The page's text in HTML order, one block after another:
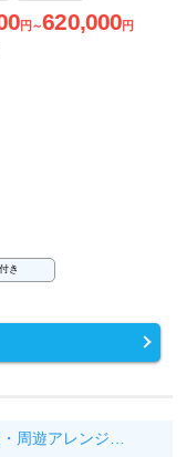
円～620,000円
き
周遊アレンジ…